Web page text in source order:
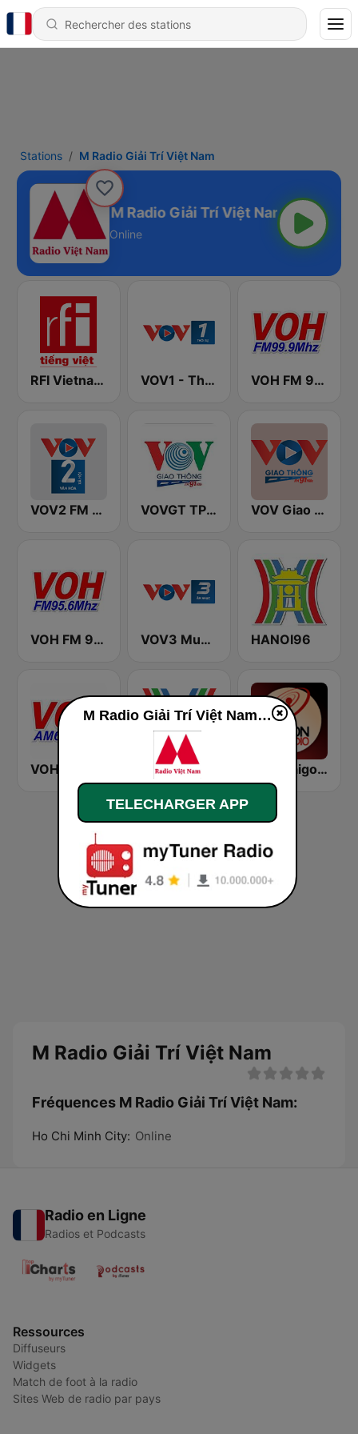
Stations M Radio Giải Trí Việt Nam
M Radio Giải Trí Việt Nam
Online
RFI Vietnam Tiếng Việt VOV1 - Thời sự VOH FM 99.9
VOV2 FM 96.5 VOVGT TP Hồ Chí Minh VOV Giao Thông Hà Nội
VOH FM 95.6 VOV3 Music HANOI96
HANOI90 KALI Saigon Radio
M Radio Giải Trí Việt Nam
Fréquences M Radio Giải Trí Việt Nam:
Ho Chi Minh City: Online
Radio en Ligne
Radios et Podcasts
Ressources
Diffuseurs
Widgets
Match de foot à la radio
Sites Web de radio par pays
M Radio Giải Trí Việt Nam en ligne
TELECHARGER APP